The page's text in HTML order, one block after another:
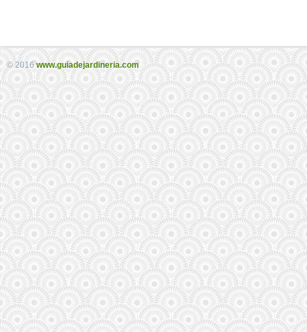
© 2016 www.guiadejardineria.com